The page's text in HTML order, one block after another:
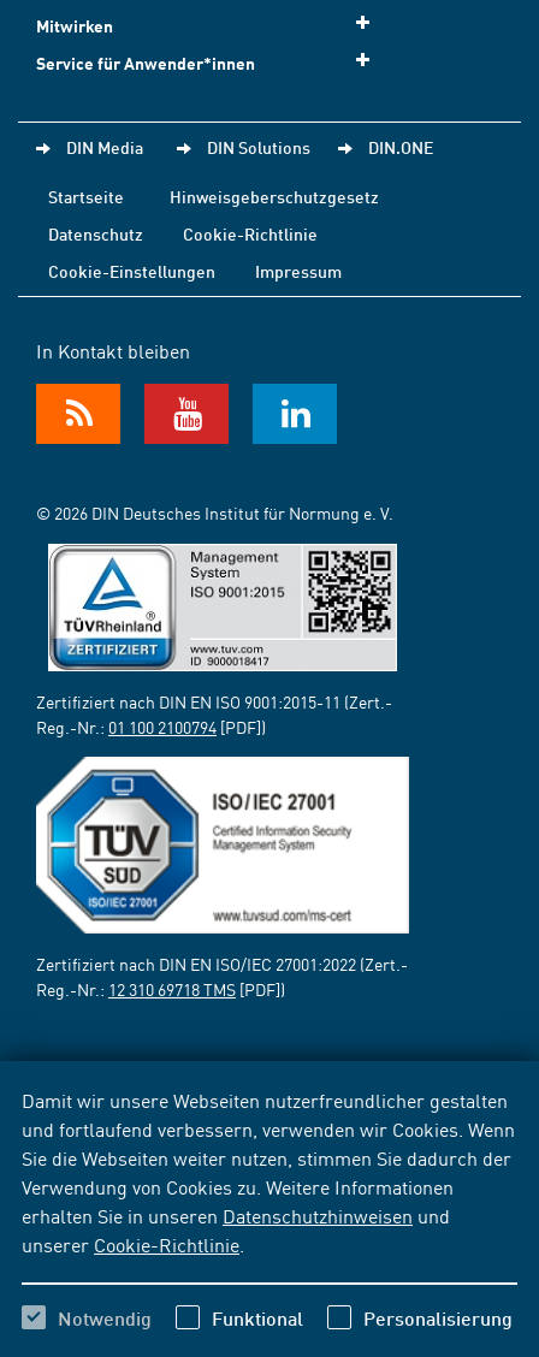
Damit wir unsere Webseiten nutzerfreundlicher gestalten
und fortlaufend verbessern, verwenden wir Cookies. Wenn
Sie die Webseiten weiter nutzen, stimmen Sie dadurch der
Verwendung von Cookies zu. Weitere Informationen
erhalten Sie in unseren Datenschutzhinweisen und
unserer Cookie-Richtlinie
Notwendig Funktional Personalisierung
Mitwirken
Service für Anwender*innen
DIN Media DIN Solutions DIN.ONE
Startseite
Hinweisgeberschutzgesetz
Datenschutz
Cookie-Richtlinie
Cookie-Einstellungen
Impressum
In Kontakt bleiben
© 2026 DIN Deutsches Institut für Normung e. V.
Zertifiziert nach DIN EN ISO 9001:2015-11 (Zert.-
Reg.-Nr.: 01 100 2100794 [PDF])
Zertifiziert nach DIN EN ISO/IEC 27001:2022 (Zert.-
Reg.-Nr.: 12 310 69718 TMS [PDF])